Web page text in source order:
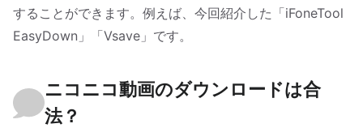
することができます。例えば、今回紹介した「iFoneTool
EasyDown」「Vsave」です。
ニコニコ動画のダウンロードは合
法？